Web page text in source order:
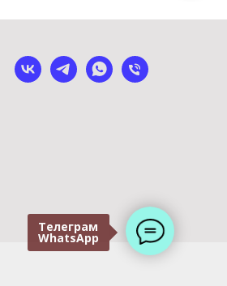
Телеграм
WhatsApp